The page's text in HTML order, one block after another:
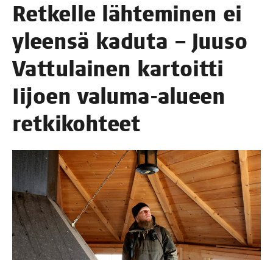
Ret­kel­le läh­te­mi­nen ei
yleen­sä kadu­ta – Juuso
Vat­tu­lai­nen kar­toit­ti
Iijoen valu­ma-alu­een
retkikohteet